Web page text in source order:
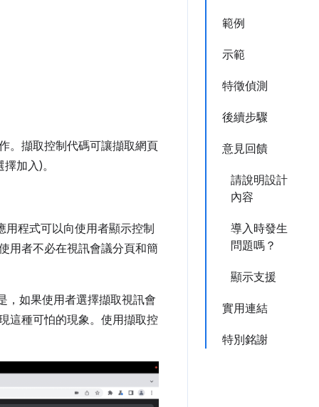
範例
示範
特徵偵測
後續步驟
意見回饋
請說明設計
內容
導入時發生
問題嗎？
顯示支援
實用連結
特別銘謝
。擷取控制代碼可讓擷取網頁
加入)。
程式可以向使用者顯示控制
用者不必在視訊會議分頁和簡
，如果使用者選擇擷取視訊會
這種可怕的現象。使用擷取控